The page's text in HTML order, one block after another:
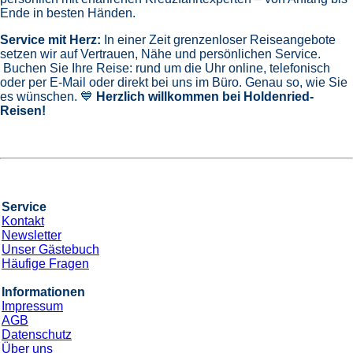
Ende in besten Händen.
Service mit Herz: In einer Zeit grenzenloser Reiseangebote
setzen wir auf Vertrauen, Nähe und persönlichen Service.
Buchen Sie Ihre Reise: rund um die Uhr online, telefonisch
oder per E-Mail oder direkt bei uns im Büro. Genau so, wie Sie
es wünschen. 💙 Herzlich willkommen bei Holdenried-
Reisen!
Service
Kontakt
Newsletter
Unser Gästebuch
Häufige Fragen
Informationen
Impressum
AGB
Datenschutz
Über uns